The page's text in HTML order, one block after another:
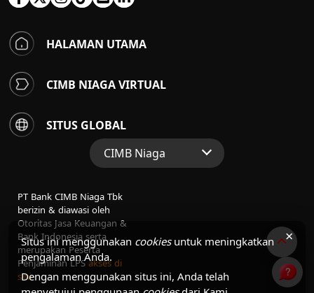
×
Situs ini menggunakan cookiesuntuk meningkatkan
pengalaman Anda.
Dengan menggunakan situs ini, Anda telah
HALAMAN UTAMA
CIMB NIAGA VIRTUAL
SITUS GLOBAL
CIMB Niaga
Perbankan Konsumen
Perbankan Syariah
PT Bank CIMB Niaga Tbk
berizin & diawasi oleh
Otoritas Jasa Keuangan &
Bank Indonesia serta
merupakan Peserta
Penjaminan LPSakses di
sini